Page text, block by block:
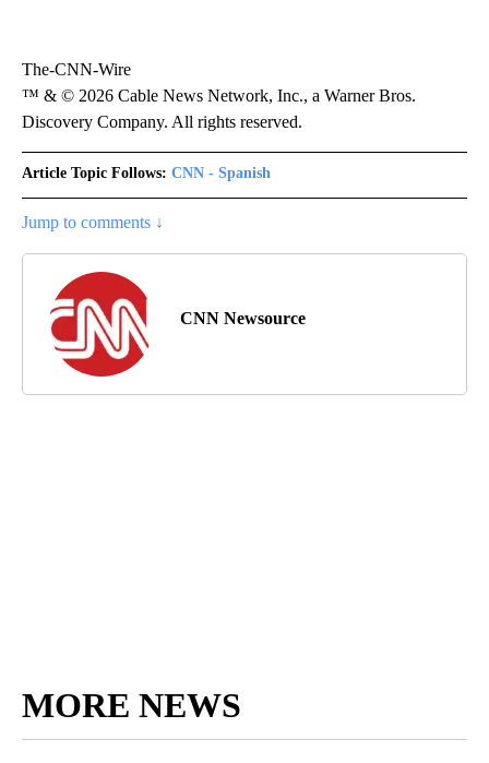
The-CNN-Wire
™ & © 2026 Cable News Network, Inc., a Warner Bros.
Discovery Company. All rights reserved.
Article Topic Follows: CNN - Spanish
Jump to comments ↓
CNN Newsource
MORE NEWS